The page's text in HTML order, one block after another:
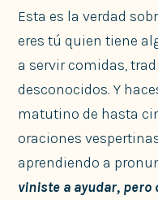
Esta es la verdad
eres tú quien tiene
a servir comidas,
desconocidos. Y
matutino de hasta
oraciones
aprendiendo a
viniste a ayudar, pero